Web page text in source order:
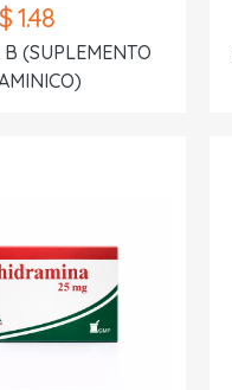
$ 1.48
(SUPLEMENTO